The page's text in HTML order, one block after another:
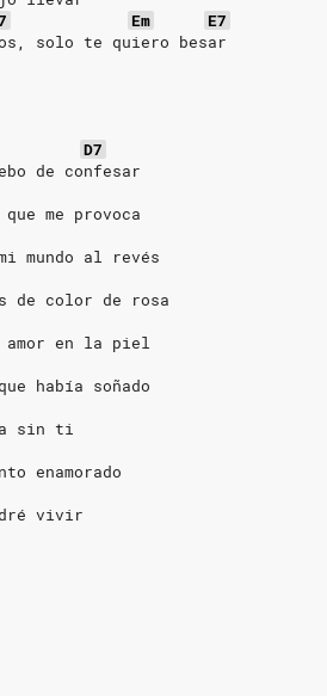
Em
E7
solo te quiero besar
D7
de confesar
me provoca
mundo al revés
de color de rosa
amor en la piel
había soñado
sin ti
enamorado
vivir